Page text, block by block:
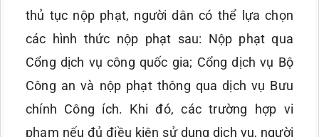
thủ tục nộp phạt, người dân có thể lựa chọn
các hình thức nộp phạt sau: Nộp phạt qua
Cổng dịch vụ công quốc gia; Cổng dịch vụ Bộ
Công an và nộp phạt thông qua dịch vụ Bưu
chính Công ích. Khi đó, các trường hợp vi
phạm nếu đủ điều kiện sử dụng dịch vụ, người